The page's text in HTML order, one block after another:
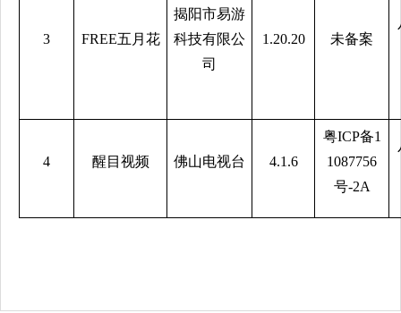
3 FREE五月花
揭阳市易游
科技有限公
司
1.20.20 未备案
4 醒目视频 佛山电视台 4.1.6
粤ICP备1
1087756
号-2A